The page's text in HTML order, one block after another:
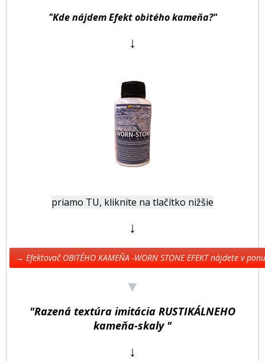
"Kde nájdem Efekt obitého kameňa?"
↓
priamo TU, kliknite na tlačítko nižšie
↓
→ Efektovač OBITÉHO KAMEŇA -WORN STONE EFEKT nájdete v
▼
"Razená textúra imitácia RUSTIKÁLNEHO
kameňa-skaly "
↓